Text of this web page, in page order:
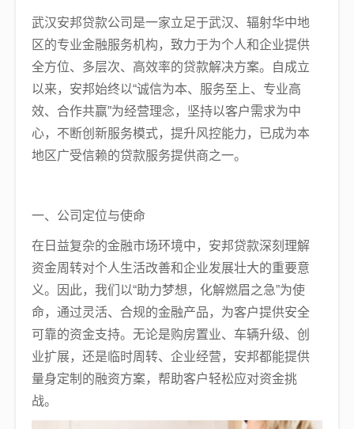
武汉安邦贷款公司是一家立足于武汉、辐射华中地
区的专业金融服务机构，致力于为个人和企业提供
全方位、多层次、高效率的贷款解决方案。自成立
以来，安邦始终以“诚信为本、服务至上、专业高
效、合作共赢”为经营理念，坚持以客户需求为中
心，不断创新服务模式，提升风控能力，已成为本
地区广受信赖的贷款服务提供商之一。
一、公司定位与使命
在日益复杂的金融市场环境中，安邦贷款深刻理解
资金周转对个人生活改善和企业发展壮大的重要意
义。因此，我们以“助力梦想，化解燃眉之急”为使
命，通过灵活、合规的金融产品，为客户提供安全
可靠的资金支持。无论是购房置业、车辆升级、创
业扩展，还是临时周转、企业经营，安邦都能提供
量身定制的融资方案，帮助客户轻松应对资金挑
战。